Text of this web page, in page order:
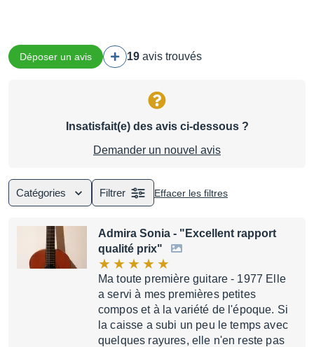
Déposer un avis 19 avis trouvés
Insatisfait(e) des avis ci-dessous ?
Demander un nouvel avis
Catégories Filtrer Effacer les filtres
Admira Sonia - "Excellent rapport
qualité prix"
Ma toute première guitare - 1977 Elle
a servi à mes premières petites
compos et à la variété de l'époque. Si
la caisse a subi un peu le temps avec
quelques rayures, elle n'en reste pas